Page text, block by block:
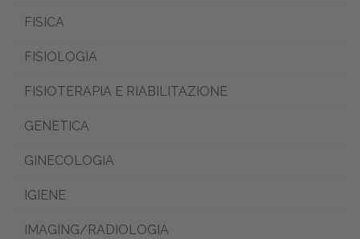
FISICA
FISIOLOGIA
FISIOTERAPIA E RIABILITAZIONE
GENETICA
GINECOLOGIA
IGIENE
IMAGING/RADIOLOGIA